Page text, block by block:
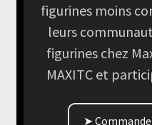
figurines moins
leurs
figurines chez
MAXITC et
➤